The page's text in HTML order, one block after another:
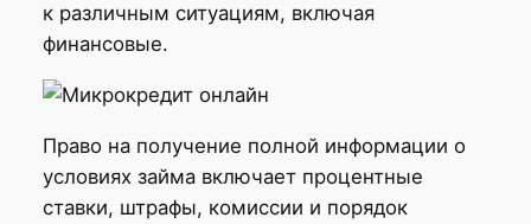
к различным ситуациям, включая
финансовые.
Право на получение полной информации о
условиях займа включает процентные
ставки, штрафы, комиссии и порядок